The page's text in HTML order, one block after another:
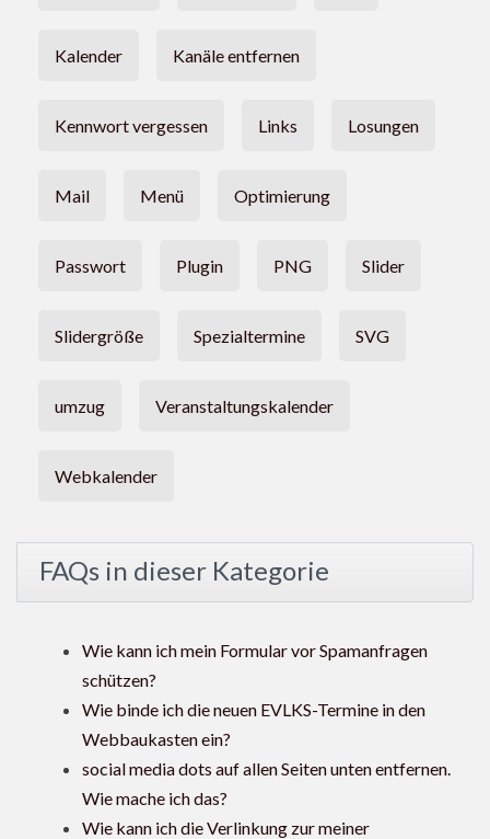
Kalender Kanäle entfernen
Kennwort vergessen Links Losungen
Mail Menü Optimierung
Passwort Plugin PNG Slider
Slidergröße Spezialtermine SVG
umzug Veranstaltungskalender
Webkalender
FAQs in dieser Kategorie
Wie kann ich mein Formular vor Spamanfragen
schützen?
Wie binde ich die neuen EVLKS-Termine in den
Webbaukasten ein?
social media dots auf allen Seiten unten entfernen.
Wie mache ich das?
Wie kann ich die Verlinkung zur meiner